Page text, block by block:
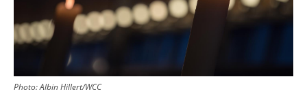
Photo:Albin Hillert/WCC